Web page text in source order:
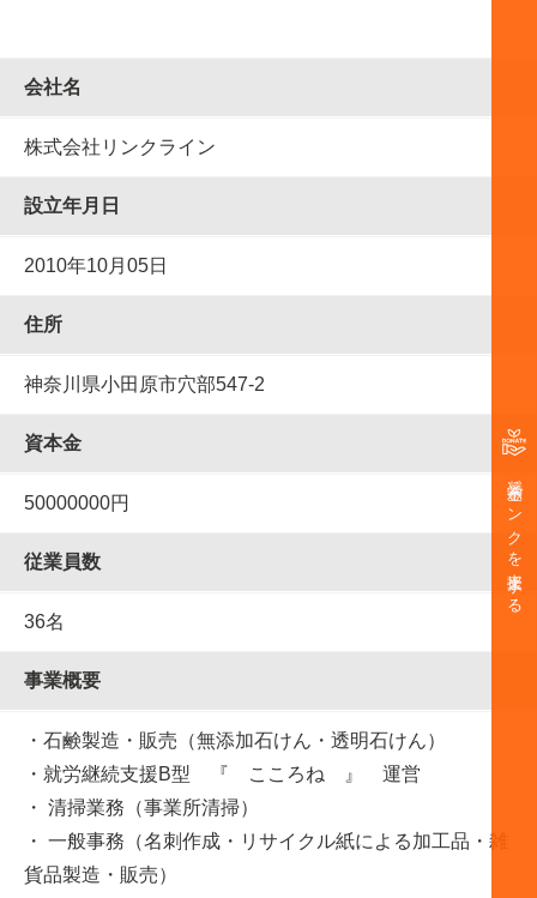
奨学金バンクを支援する
会社名
株式会社リンクライン
設⽴年⽉⽇
2010年10月05日
住所
神奈川県小田原市穴部547-2
資本金
50000000円
従業員数
36名
事業概要
・石鹸製造・販売（無添加石けん・透明石けん）
・就労継続支援B型 『 こころね 』 運営
・ 清掃業務（事業所清掃）
・ 一般事務（名刺作成・リサイクル紙による加工品・雑
貨品製造・販売）